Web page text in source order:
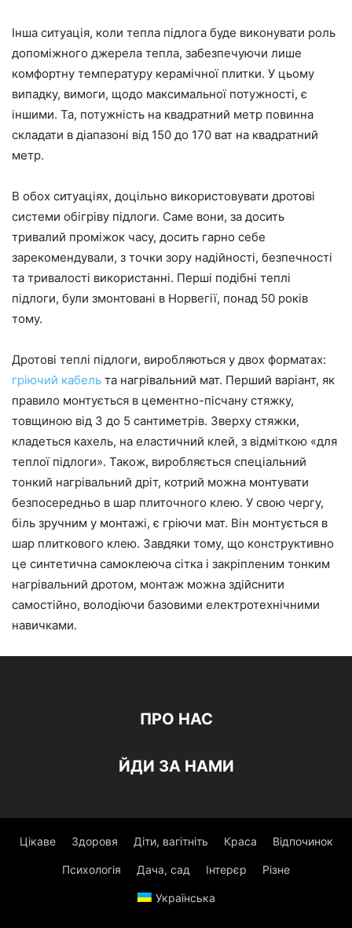
Інша ситуація, коли тепла підлога буде виконувати роль
допоміжного джерела тепла, забезпечуючи лише
комфортну температуру керамічної плитки. У цьому
випадку, вимоги, щодо максимальної потужності, є
іншими. Та, потужність на квадратний метр повинна
складати в діапазоні від 150 до 170 ват на квадратний
метр.
В обох ситуаціях, доцільно використовувати дротові
системи обігріву підлоги. Саме вони, за досить
тривалий проміжок часу, досить гарно себе
зарекомендували, з точки зору надійності, безпечності
та тривалості використанні. Перші подібні теплі
підлоги, були змонтовані в Норвегії, понад 50 років
тому.
Дротові теплі підлоги, виробляються у двох форматах:
гріючий кабель та нагрівальний мат. Перший варіант, як
правило монтується в цементно-пісчану стяжку,
товщиною від 3 до 5 сантиметрів. Зверху стяжки,
кладеться кахель, на еластичний клей, з відміткою «для
теплої підлоги». Також, виробляється спеціальний
тонкий нагрівальний дріт, котрий можна монтувати
безпосередньо в шар плиточного клею. У свою чергу,
біль зручним у монтажі, є гріючи мат. Він монтується в
шар плиткового клею. Завдяки тому, що конструктивно
це синтетична самоклеюча сітка і закріпленим тонким
нагрівальний дротом, монтаж можна здійснити
самостійно, володіючи базовими електротехнічними
навичками.
ПРО НАС
ЙДИ ЗА НАМИ
Цікаве Здоровя Діти, вагітніть Краса Відпочинок
Психологія Дача, сад Інтерєр Різне
Українська